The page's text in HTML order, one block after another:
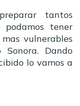
tantos
podamos tener
vulnerables
Dando
lo vamos a